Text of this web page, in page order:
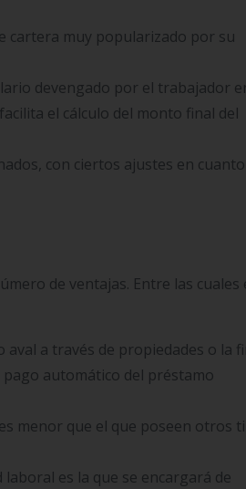
cartera muy popularizado por su
devengado por el trabajador
el cálculo del monto final del
con ciertos ajustes en
de ventajas. Entre las cuales
a través de propiedades o la
pago automático del préstamo
menor que el que poseen otros
es la que se encargará de